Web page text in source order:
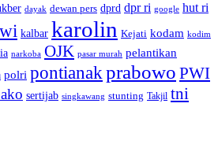
dayak dewan pers dprd dpr ri google hut ri
kalbar karolin Kejati kodam kodim
narkoba OJK pasar murah pelantikan
polri pontianakprabowo PWI
sertijab singkawang stunting Takjil tni